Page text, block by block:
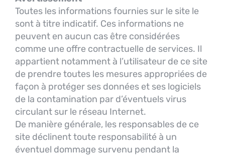
Toutes les informations fournies sur le site le
sont à titre indicatif. Ces informations ne
peuvent en aucun cas être considérées
comme une offre contractuelle de services. Il
appartient notamment à l’utilisateur de ce site
de prendre toutes les mesures appropriées de
façon à protéger ses données et ses logiciels
de la contamination par d’éventuels virus
circulant sur le réseau Internet.
De manière générale, les responsables de ce
site déclinent toute responsabilité à un
éventuel dommage survenu pendant la